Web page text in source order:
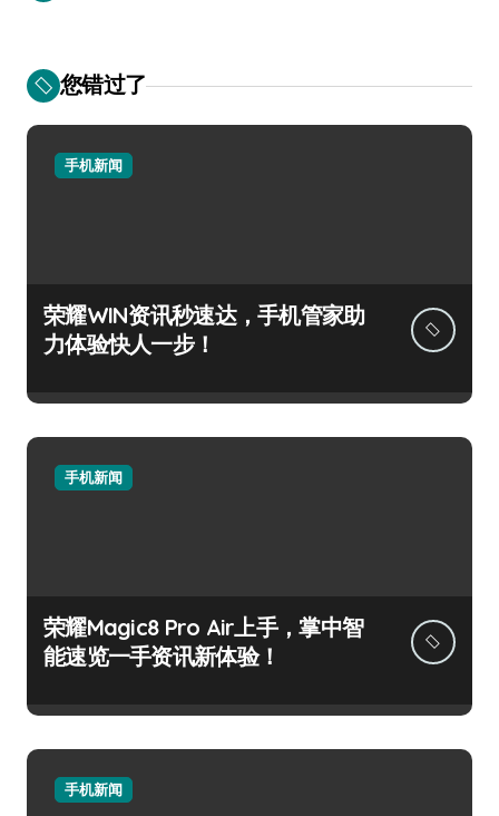
您错过了
手机新闻
荣耀WIN资讯秒速达，手机管家助
力体验快人一步！
手机新闻
荣耀Magic8 Pro Air上手，掌中智
能速览一手资讯新体验！
手机新闻